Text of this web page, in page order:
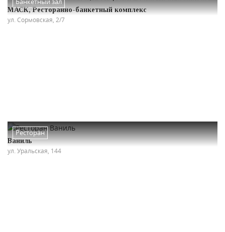
МАСК, Ресторанно-банкетный комплекс
ул. Сормовская, 2/7
Ресторан
Ваниль
ул. Уральская, 144